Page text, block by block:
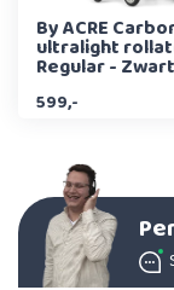
By ACRE
ultralight
Regular - Zwart
599,-